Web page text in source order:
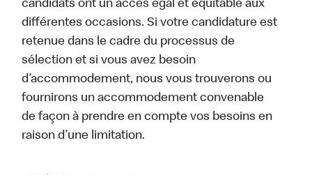
candidats ont un accès égal et équitable aux
différentes occasions. Si votre candidature est
retenue dans le cadre du processus de
sélection et si vous avez besoin
d’accommodement, nous vous trouverons ou
fournirons un accommodement convenable
de façon à prendre en compte vos besoins en
raison d’une limitation.